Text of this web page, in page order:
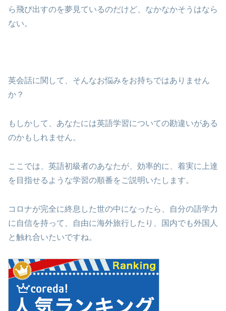
ら飛び出すのを夢見ているのだけど、なかなかそうはなら
ない。
英会話に関して、そんなお悩みをお持ちではありません
か？
もしかして、あなたには英語学習についての勘違いがある
のかもしれません。
ここでは、英語初級者のあなたが、効率的に、着実に上達
を目指せるような学習の順番をご説明いたします。
コロナが完全に終息した世の中になったら、自分の語学力
に自信を持って、自由に海外旅行したり、国内でも外国人
と触れ合いたいですね。